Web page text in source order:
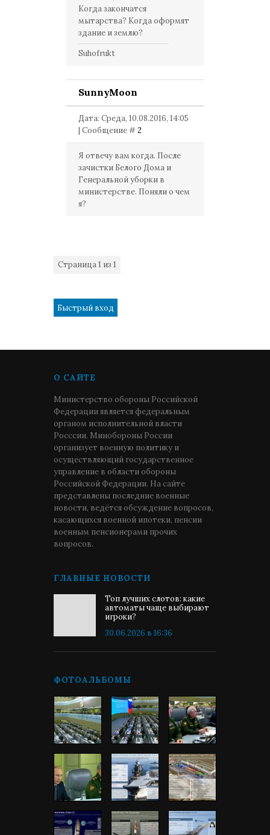
Когда закончатся
мытарства? Когда оформят
здание и землю?
Suhofrukt
SunnyMoon
Дата: Среда, 10.08.2016, 14:05
| Сообщение #2
Я отвечу вам когда. После
зачистки Белого Дома и
Генеральной уборки в
министерстве. Поняли о чем
я?
Страница1 из 1
О САЙТЕ
Министерство обороны Российской
Федерации является федеральным
органом исполнительной власти
Росссии. Минобороны России
организует военную политику и
осуществляющий государственное
управление в области обороны
Российской Федерации. На сайте
представлены последние военные
новости, ведётся обсуждение вопросов,
касающихся военной ипотеки, пенсии
военным пенсионерами прочих
вопросов.
ГЛАВНЫЕ НОВОСТИ
Топ лучших слотов: какие
автоматы чаще выбирают
игроки?
30.06.2026 в 16:36
ФОТОАЛЬБОМЫ